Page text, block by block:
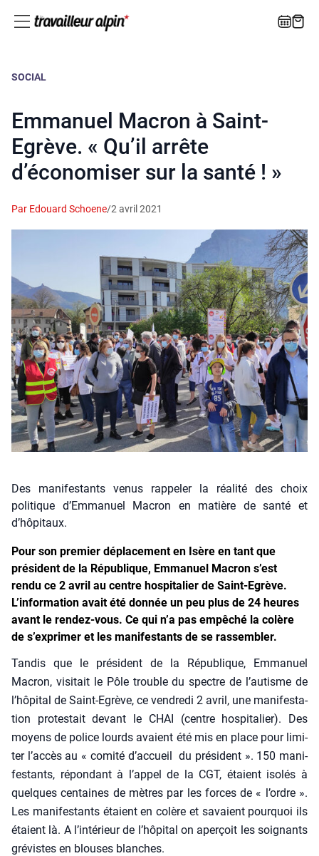
SOCIAL
Emmanuel Macron à Saint-
Egrève. « Qu’il arrête
d’économiser sur la santé ! »
Par Edouard Schoene/2 avril 2021
Des manifestants venus rappeler la réalité des choix
politique d’Emmanuel Macron en matière de santé et
d’hôpitaux.
Pour son premier déplacement en Isère en tant que
président de la République, Emmanuel Macron s’est
rendu ce 2 avril au centre hospitalier de Saint-Egrève.
L’information avait été donnée un peu plus de 24 heures
avant le rendez-vous. Ce qui n’a pas empêché la colère
de s’exprimer et les manifestants de se rassembler.
Tan­dis que le pré­sident de la Répu­blique, Emma­nuel
Macron, visi­tait le Pôle trouble du spectre de l’au­tisme de
l’hôpital de Saint-Egrève, ce ven­dre­di 2 avril, une mani­fes­ta­
tion pro­tes­tait devant le CHAI (centre hos­pi­ta­lier). Des
moyens de police lourds avaient été mis en place pour limi­
ter l’accès au « comi­té d’accueil du pré­sident ». 150 mani­
fes­tants, répon­dant à l’appel de la CGT, étaient iso­lés à
quelques cen­taines de mètres par les forces de « l’ordre ».
Les mani­fes­tants étaient en colère et savaient pour­quoi ils
étaient là. A l’intérieur de l’hôpital on aper­çoit les soi­gnants
gré­vistes en blouses blanches.